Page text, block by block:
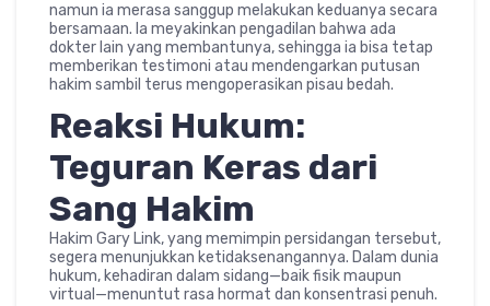
namun ia merasa sanggup melakukan keduanya secara
bersamaan. Ia meyakinkan pengadilan bahwa ada
dokter lain yang membantunya, sehingga ia bisa tetap
memberikan testimoni atau mendengarkan putusan
hakim sambil terus mengoperasikan pisau bedah.
Reaksi Hukum:
Teguran Keras dari
Sang Hakim
Hakim Gary Link, yang memimpin persidangan tersebut,
segera menunjukkan ketidaksenangannya. Dalam dunia
hukum, kehadiran dalam sidang—baik fisik maupun
virtual—menuntut rasa hormat dan konsentrasi penuh.